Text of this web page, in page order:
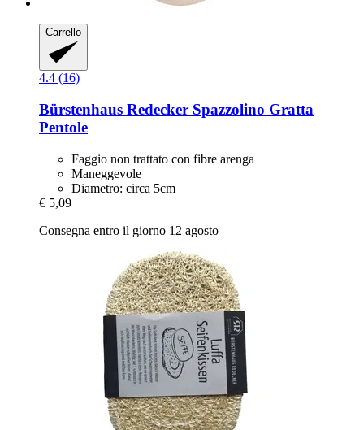
Carrello
4.4 (16)
Bürstenhaus Redecker Spazzolino Gratta
Pentole
Faggio non trattato con fibre arenga
Maneggevole
Diametro: circa 5cm
€ 5,09
Consegna entro il giorno 12 agosto